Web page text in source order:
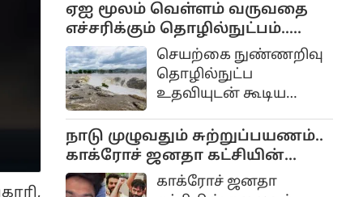
ஏஐ மூலம் வெள்ளம் வருவதை
எச்சரிக்கும் தொழில்நுட்பம்..
கேரள அரசு முடிவு..செயற்கை நுண்ணறிவு
தொழில்நுட்ப
உதவியுடன் கூடிய
மேலாண்மை மற்றும்
மீட்பு திட்டம் கேரளாவில்
விரைவில்
அமல்படுத்தப்படும்
நாடு முழுவதும் சுற்றுப்பயணம்..
காக்ரோச் ஜனதா கட்சியின்
தலைவர் அபிஜீத் திப்கே
காக்ரோச் ஜனதா